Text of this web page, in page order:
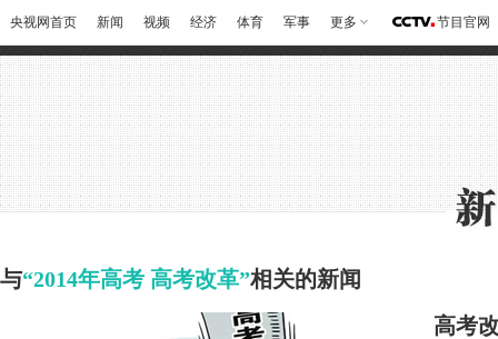
央视网首页 新闻 视频 经济 体育 军事 更多 节目官网
与“2014年高考 高考改革”相关的新闻
高考